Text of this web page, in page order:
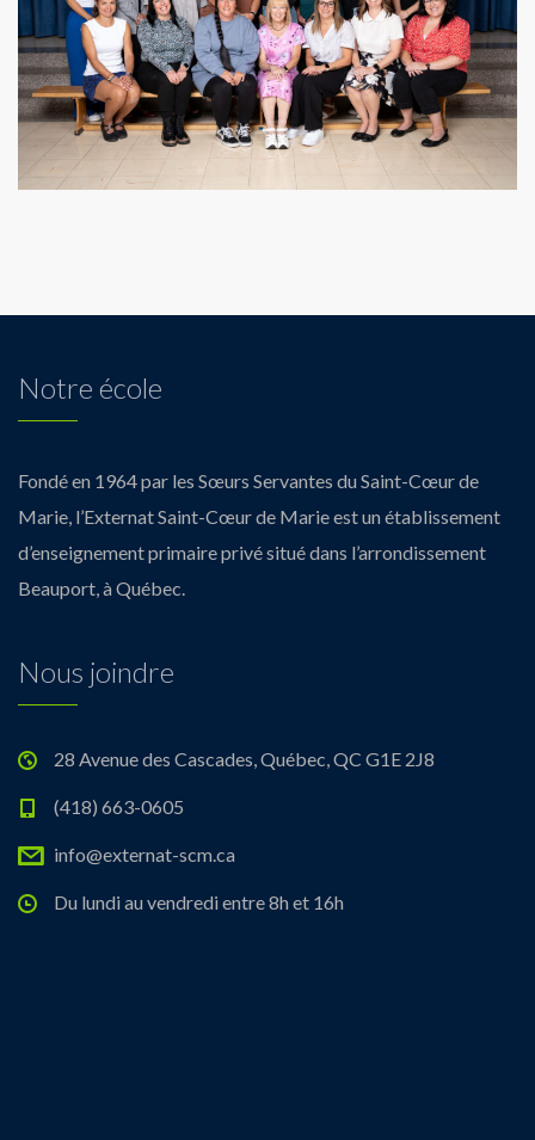
Notre école
Fondé en 1964 par les Sœurs Servantes du Saint-Cœur de
Marie, l’Externat Saint-Cœur de Marie est un établissement
d’enseignement primaire privé situé dans l’arrondissement
Beauport, à Québec.
Nous joindre
28 Avenue des Cascades, Québec, QC G1E 2J8
(418) 663-0605
info@externat-scm.ca
Du lundi au vendredi entre 8h et 16h